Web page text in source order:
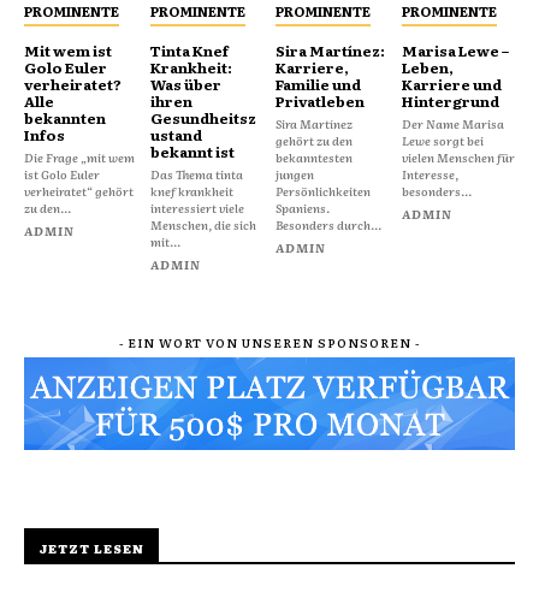
PROMINENTE
Mit wem ist
Golo Euler
verheiratet?
Alle
bekannten
Infos
Die Frage „mit wem
ist Golo Euler
verheiratet“ gehört
zu den...
ADMIN
PROMINENTE
Tinta Knef
Krankheit:
Was über
ihren
Gesundheitsz
ustand
bekannt ist
Das Thema tinta
knef krankheit
interessiert viele
Menschen, die sich
mit...
ADMIN
PROMINENTE
Sira Martínez:
Karriere,
Familie und
Privatleben
Sira Martínez
gehört zu den
bekanntesten
jungen
Persönlichkeiten
Spaniens.
Besonders durch...
ADMIN
PROMINENTE
Marisa Lewe –
Leben,
Karriere und
Hintergrund
Der Name Marisa
Lewe sorgt bei
vielen Menschen für
Interesse,
besonders...
ADMIN
- EIN WORT VON UNSEREN SPONSOREN -
JETZT LESEN